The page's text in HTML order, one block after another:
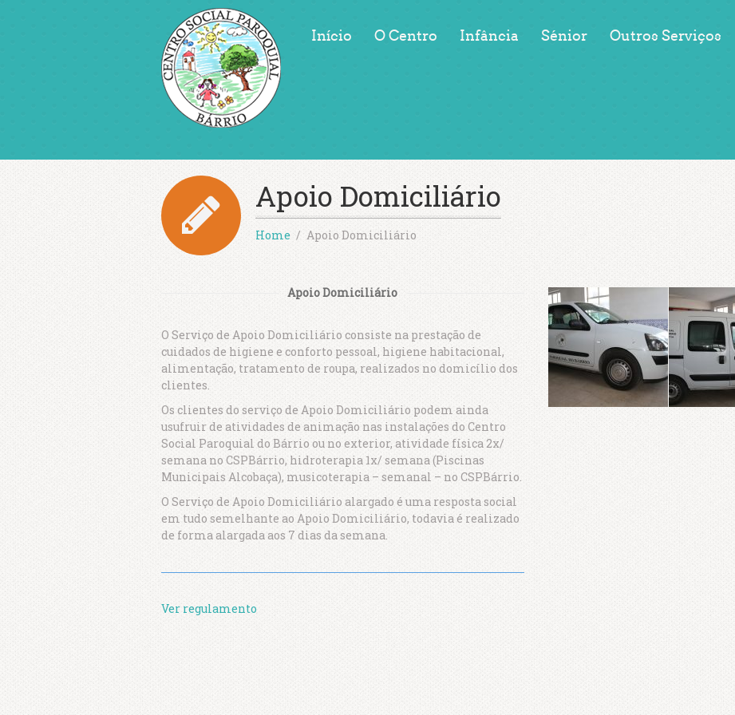
Início O Centro Infância Sénior Outros Serviços
Apoio Domiciliário
Home Apoio Domiciliário
Apoio Domiciliário
O Serviço de Apoio Domiciliário consiste na prestação de
cuidados de higiene e conforto pessoal, higiene habitacional,
alimentação, tratamento de roupa, realizados no domicílio dos
clientes.
Os clientes do serviço de Apoio Domiciliário podem ainda
usufruir de atividades de animação nas instalações do Centro
Social Paroquial do Bárrio ou no exterior, atividade física 2x/
semana no CSPBárrio, hidroterapia 1x/ semana (Piscinas
Municipais Alcobaça), musicoterapia – semanal – no CSPBárrio.
O Serviço de Apoio Domiciliário alargado é uma resposta social
em tudo semelhante ao Apoio Domiciliário, todavia é realizado
de forma alargada aos 7 dias da semana.
Ver regulamento